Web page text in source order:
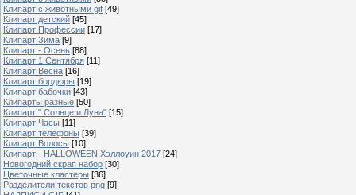
Клипарт с животными gif [49]
Клипарт детский [45]
Клипарт Профессии [17]
Клипарт Зима [9]
Клипарт - Осень [88]
Клипарт 1 Сентября [11]
Клипарт Весна [16]
Клипарт бордюры [19]
Клипарт бабочки [43]
Клипарты разные [50]
Клипарт " Солнце и Луна" [15]
Клипарт Часы [11]
Клипарт телефоны [39]
Клипарт Волосы [10]
Клипарт - HALLOWEEN Хэллоуин 2017 [24]
Новогодний скрап набор [30]
Цветочные кластеры [36]
Разделители текстов png [9]